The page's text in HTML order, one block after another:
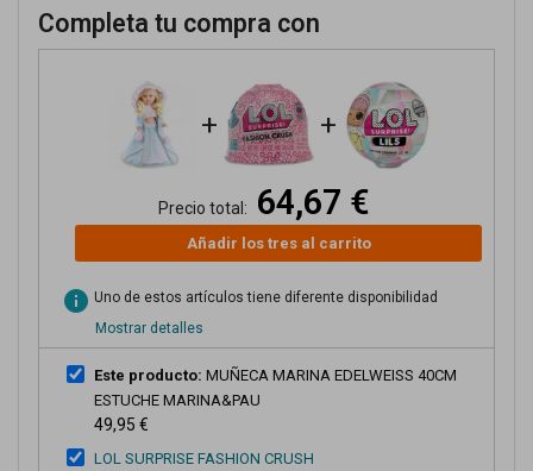
Completa tu compra con
+ +
Precio total: 64,67 €
Añadir los tres al carrito
info Uno de estos artículos tiene diferente disponibilidad
Mostrar detalles
Este producto: MUÑECA MARINA EDELWEISS 40CM
ESTUCHE MARINA&PAU
49,95 €
LOL SURPRISE FASHION CRUSH